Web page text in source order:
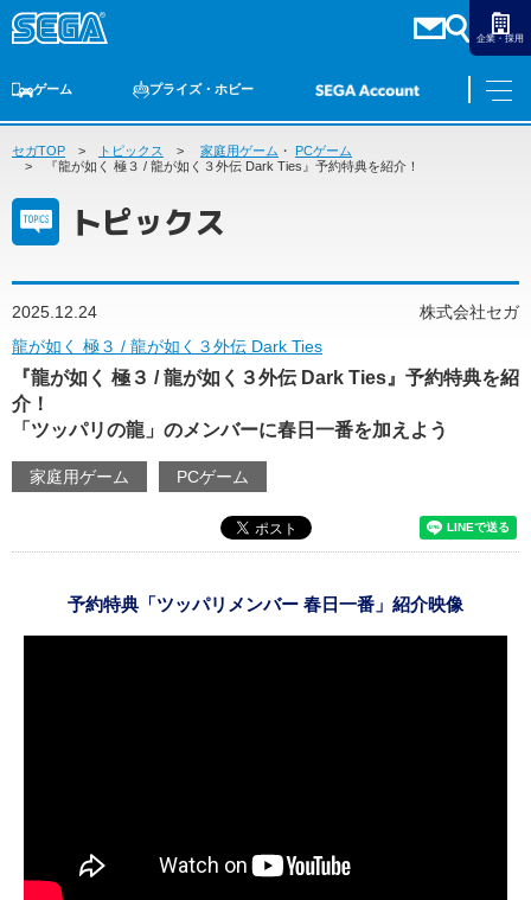
企業・採用
ゲーム
ゲームTOP 家庭用ゲーム PCゲーム スマホゲーム
プライズ・ホビー
プライズ トイ S-FIRE セガ ラッキーくじ
オンライン
ゲーム
ゲームTOP
家庭用ゲーム
アーケードゲーム
プライズ・ホビー
トイ
S-FIRE
セガ ラッキーくじ
セガ ラッキーくじオンライン
物販
ダーツ
トピックス
セガTOP トピックス 家庭用ゲーム ・ PCゲーム
『龍が如く 極３ / 龍が如く３外伝 Dark Ties』予約特典を紹介！
トピックス
2025.12.24
株式会社セガ
龍が如く 極３ / 龍が如く３外伝 Dark Ties
『龍が如く 極３ / 龍が如く３外伝 Dark Ties』予約特典を紹
介！
「ツッパリの龍」のメンバーに春日一番を加えよう
家庭用ゲーム PCゲーム
予約特典「ツッパリメンバー 春日一番」紹介映像